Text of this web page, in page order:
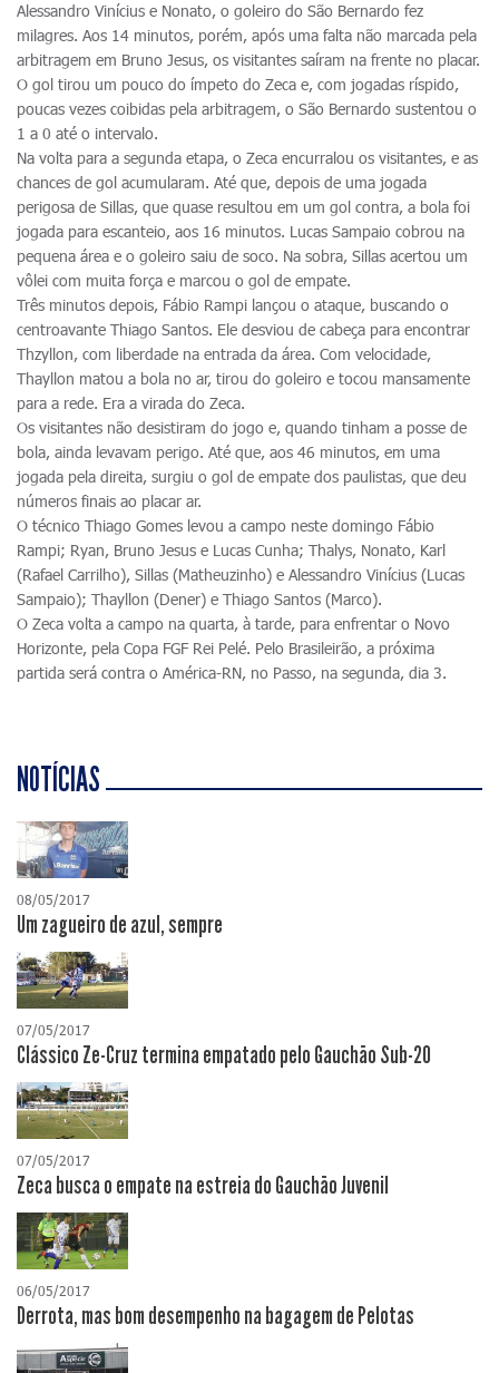
Alessandro Vinícius e Nonato, o goleiro do São Bernardo fez
milagres. Aos 14 minutos, porém, após uma falta não marcada pela
arbitragem em Bruno Jesus, os visitantes saíram na frente no placar.
O gol tirou um pouco do ímpeto do Zeca e, com jogadas ríspido,
poucas vezes coibidas pela arbitragem, o São Bernardo sustentou o
1 a 0 até o intervalo.
Na volta para a segunda etapa, o Zeca encurralou os visitantes, e as
chances de gol acumularam. Até que, depois de uma jogada
perigosa de Sillas, que quase resultou em um gol contra, a bola foi
jogada para escanteio, aos 16 minutos. Lucas Sampaio cobrou na
pequena área e o goleiro saiu de soco. Na sobra, Sillas acertou um
vôlei com muita força e marcou o gol de empate.
Três minutos depois, Fábio Rampi lançou o ataque, buscando o
centroavante Thiago Santos. Ele desviou de cabeça para encontrar
Thzyllon, com liberdade na entrada da área. Com velocidade,
Thayllon matou a bola no ar, tirou do goleiro e tocou mansamente
para a rede. Era a virada do Zeca.
Os visitantes não desistiram do jogo e, quando tinham a posse de
bola, ainda levavam perigo. Até que, aos 46 minutos, em uma
jogada pela direita, surgiu o gol de empate dos paulistas, que deu
números finais ao placar ar.
O técnico Thiago Gomes levou a campo neste domingo Fábio
Rampi; Ryan, Bruno Jesus e Lucas Cunha; Thalys, Nonato, Karl
(Rafael Carrilho), Sillas (Matheuzinho) e Alessandro Vinícius (Lucas
Sampaio); Thayllon (Dener) e Thiago Santos (Marco).
O Zeca volta a campo na quarta, à tarde, para enfrentar o Novo
Horizonte, pela Copa FGF Rei Pelé. Pelo Brasileirão, a próxima
partida será contra o América-RN, no Passo, na segunda, dia 3.
NOTÍCIAS
08/05/2017
Um zagueiro de azul, sempre
07/05/2017
Clássico Ze-Cruz termina empatado pelo Gauchão Sub-20
07/05/2017
Zeca busca o empate na estreia do Gauchão Juvenil
06/05/2017
Derrota, mas bom desempenho na bagagem de Pelotas